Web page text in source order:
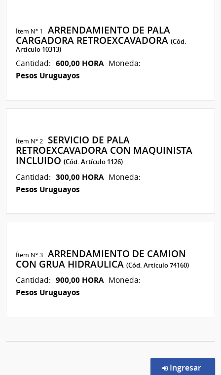
Ítem Nº 1
ARRENDAMIENTO DE PALA
CARGADORA RETROEXCAVADORA(Cód.
Artículo 10313)
Cantidad: 600,00 HORA Moneda:
Pesos Uruguayos
Ítem Nº 2
SERVICIO DE PALA
RETROEXCAVADORA CON MAQUINISTA
INCLUIDO(Cód. Artículo 1126)
Cantidad: 300,00 HORA Moneda:
Pesos Uruguayos
Ítem Nº 3 ARRENDAMIENTO DE CAMION
CON GRUA HIDRAULICA(Cód. Artículo 74160)
Cantidad: 900,00 HORA Moneda:
Pesos Uruguayos
Ingresar